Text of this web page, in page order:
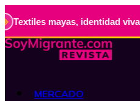
mayas, identidad viva. •
MERCADO